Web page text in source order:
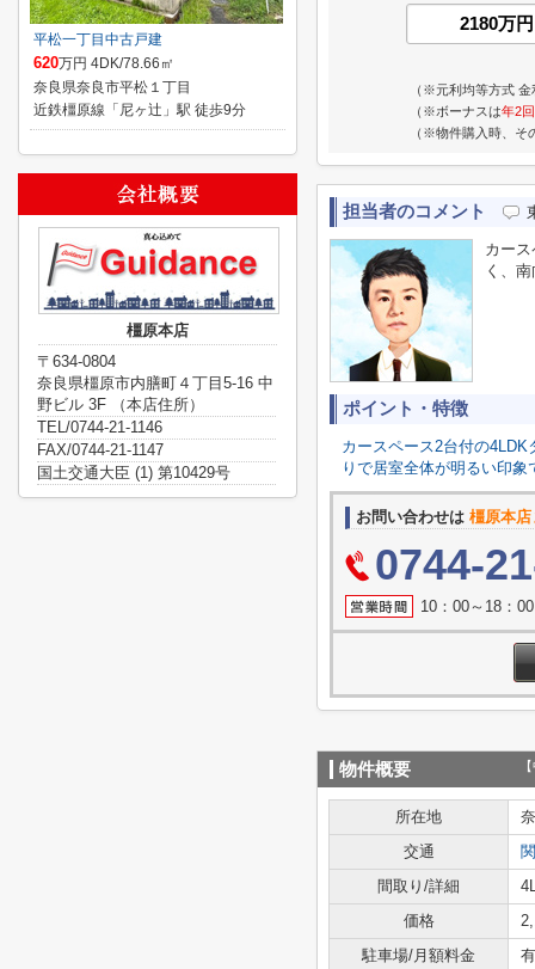
（※元利均等方式 金
（※ボーナスは年2回
（※物件購入時、そ
担当者のコメント
カー
く、
ポイント・特徴
カースペース2台付の
りで居室全体が明るい印
お問い合わせは 橿原本店
0744-
10：00～18：
物件概要
所在地
交通
間取り/詳細
価格
駐車場/月額料金
平松一丁目中古戸建
620万円 4DK/78.66㎡
奈良県奈良市平松１丁目
近鉄橿原線「尼ヶ辻」駅 徒歩9分
橿原本店
〒634-0804
奈良県橿原市内膳町４丁目5-16 中
野ビル 3F （本店住所）
TEL/0744-21-1146
FAX/0744-21-1147
国土交通大臣 (1) 第10429号